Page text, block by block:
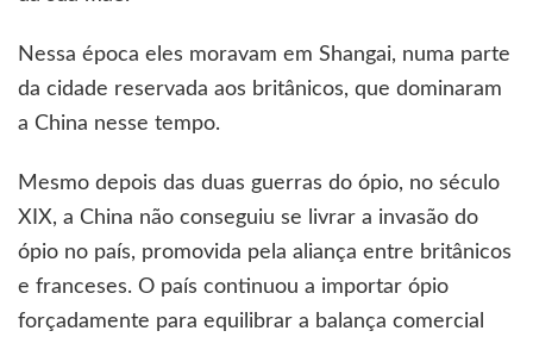
Nessa época eles moravam em Shangai, numa parte
da cidade reservada aos britânicos, que dominaram
a China nesse tempo.
Mesmo depois das duas guerras do ópio, no século
XIX, a China não conseguiu se livrar a invasão do
ópio no país, promovida pela aliança entre britânicos
e franceses. O país continuou a importar ópio
forçadamente para equilibrar a balança comercial